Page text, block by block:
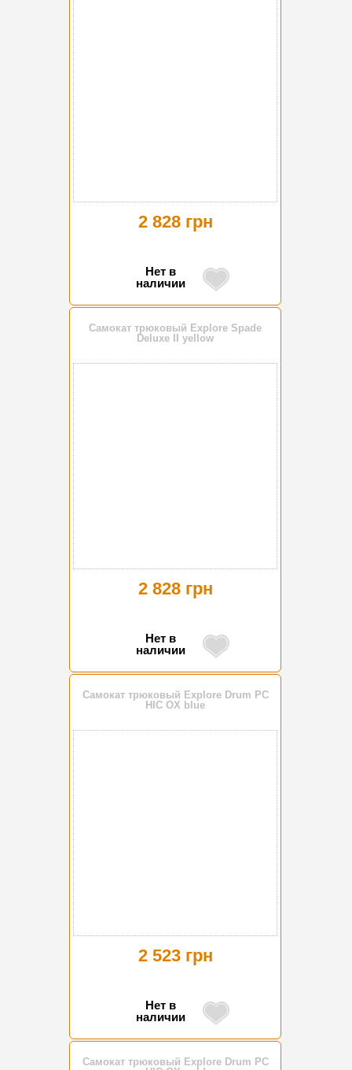
2 828 грн
Нет в
наличии
Самокат трюковый Explore Spade
Deluxe II yellow
2 828 грн
Нет в
наличии
Самокат трюковый Explore Drum PC
HIC OX blue
2 523 грн
Нет в
наличии
Самокат трюковый Explore Drum PC